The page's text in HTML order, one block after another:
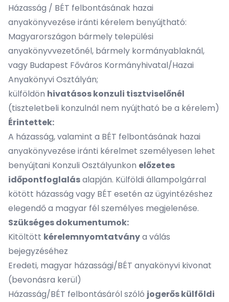
Házasság / BÉT felbontásának hazai
anyakönyvezése iránti kérelem benyújtható:
Magyarországon bármely települési
anyakönyvvezetőnél, bármely kormányablaknál,
vagy Budapest Főváros Kormányhivatal/Hazai
Anyakönyvi Osztályán;
külföldön hivatásos konzuli tisztviselőnél
(tiszteletbeli konzulnál nem nyújtható be a kérelem)
Érintettek:
A házasság, valamint a BÉT felbontásának hazai
anyakönyvezése iránti kérelmet személyesen lehet
benyújtani Konzuli Osztályunkon előzetes
időpontfoglalásalapján. Külföldi állampolgárral
kötött házasság vagy BÉT esetén az ügyintézéshez
elegendő a magyar fél személyes megjelenése.
Szükséges dokumentumok:
Kitöltött kérelemnyomtatványa válás
bejegyzéséhez
Eredeti, magyar házassági/BÉT anyakönyvi kivonat
(bevonásra kerül)
Házasság/BÉT felbontásáról szóló jogerős külföldi